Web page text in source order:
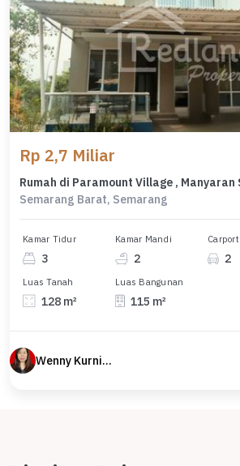
Rp 2,7 Miliar
Semarang Barat, Semarang
Kamar Tidur
3
Kamar Mandi
2
Carport
2
Luas Tanah
128 m²
Luas Bangunan
115 m²
Wenny Kurniawati